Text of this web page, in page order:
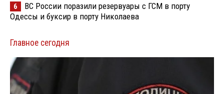
6
ВС России поразили резервуары с ГСМ в порту
Одессы и буксир в порту Николаева
Главное сегодня